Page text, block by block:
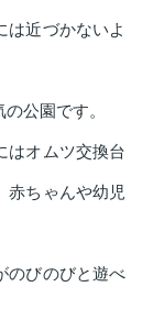
は近づかないよ
公園です。
はオムツ交換台
赤ちゃんや幼児
のびのびと遊べ